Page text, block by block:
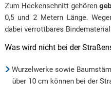
Zum Heckenschnitt gehören
0,5 und 2 Metern Länge.
dabei verrottbares
Was wird nicht bei der
Wurzelwerke sowie
über 10 cm können bei der